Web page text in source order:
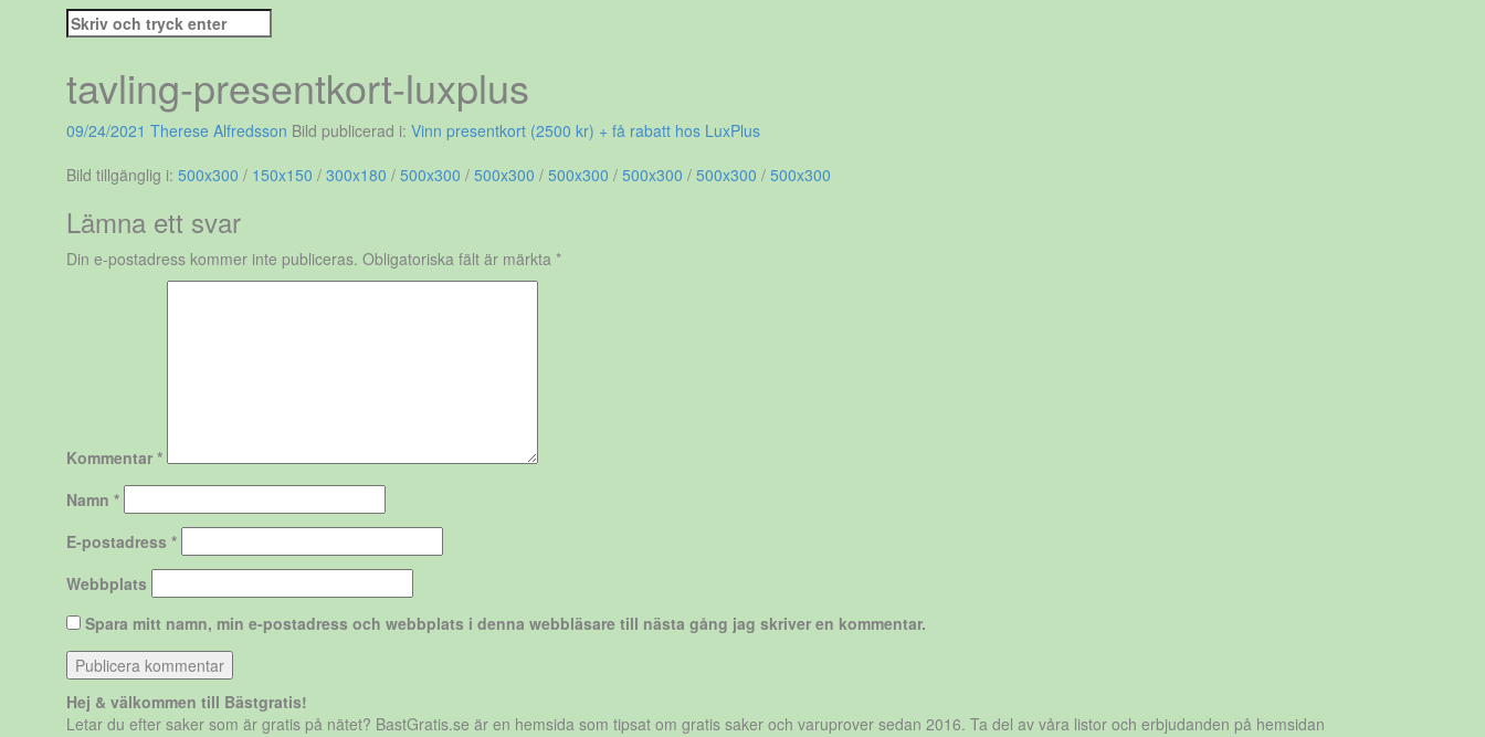
Sök
efter:
tavling-presentkort-luxplus
09/24/2021 Therese Alfredsson Bild publicerad i: Vinn presentkort (2500 kr) + få rabatt hos LuxPlus
Bild tillgänglig i: 500x300 / 150x150 / 300x180 / 500x300 / 500x300 / 500x300 / 500x300 / 500x300 / 500x300
Lämna ett svar
Din e-postadress kommer inte publiceras. Obligatoriska fält är märkta *
Kommentar *
Namn *
E-postadress *
Webbplats
Spara mitt namn, min e-postadress och webbplats i denna webbläsare till nästa gång jag skriver en kommentar.
Hej & välkommen till Bästgratis!
Letar du efter saker som är gratis på nätet? BastGratis.se är en hemsida som tipsat om gratis saker och varuprover sedan 2016. Ta del av våra listor och erbjudanden på hemsidan